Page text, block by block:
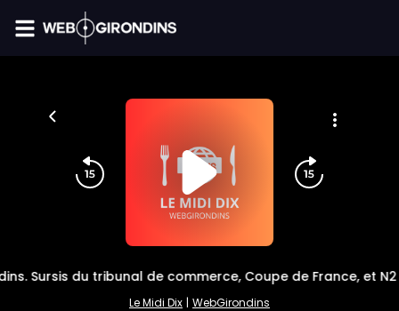
Sursis du tribunal de commerce, Coupe de France, et
Le Midi Dix | WebGirondins